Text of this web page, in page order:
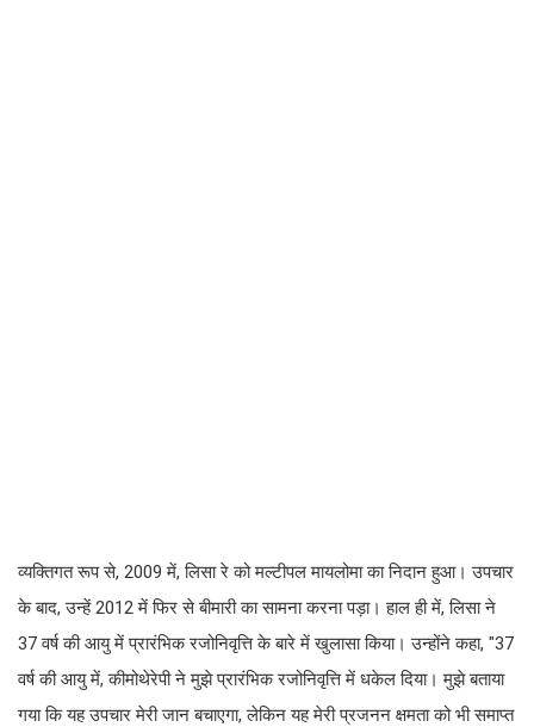
व्यक्तिगत रूप से, 2009 में, लिसा रे को मल्टीपल मायलोमा का निदान हुआ। उपचार
के बाद, उन्हें 2012 में फिर से बीमारी का सामना करना पड़ा। हाल ही में, लिसा ने
37 वर्ष की आयु में प्रारंभिक रजोनिवृत्ति के बारे में खुलासा किया। उन्होंने कहा, "37
वर्ष की आयु में, कीमोथेरेपी ने मुझे प्रारंभिक रजोनिवृत्ति में धकेल दिया। मुझे बताया
गया कि यह उपचार मेरी जान बचाएगा, लेकिन यह मेरी प्रजनन क्षमता को भी समाप्त